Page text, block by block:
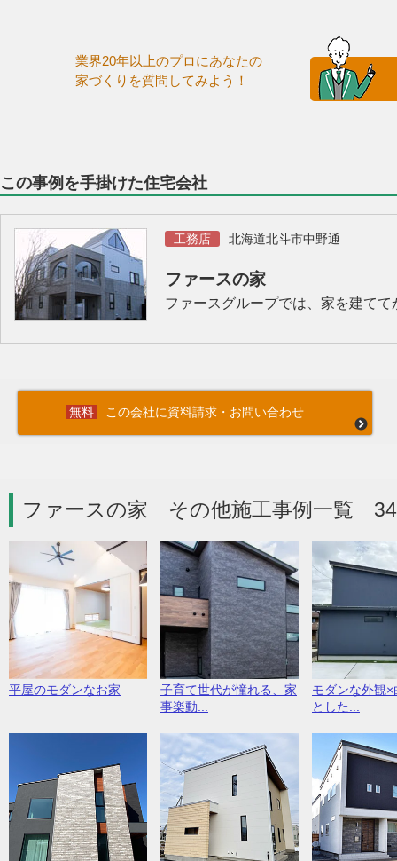
業界20年以上のプロにあなたの
家づくりを質問してみよう！
この事例を手掛けた住宅会社
工務店 北海道北斗市中野通
ファースの家
ファースグループでは、家を建て
この会社に資料請求・お問い合わせ
ファースの家 その他施工事例一覧
平屋のモダンなお家
子育て世代が憧れる、家
事楽動...
モダンな外観×
とした...